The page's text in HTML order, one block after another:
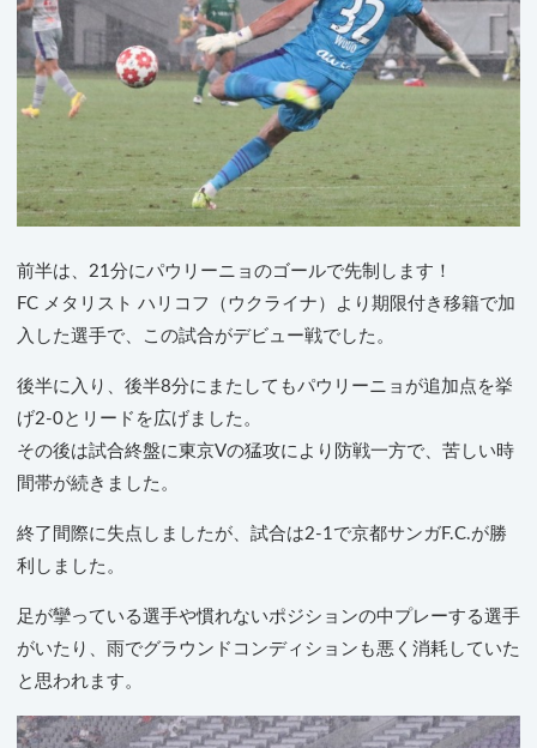
前半は、21分にパウリーニョのゴールで先制します！
FC メタリスト ハリコフ（ウクライナ）より期限付き移籍で加
入した選手で、この試合がデビュー戦でした。
後半に入り、後半8分にまたしてもパウリーニョが追加点を挙
げ2-0とリードを広げました。
その後は試合終盤に東京Vの猛攻により防戦一方で、苦しい時
間帯が続きました。
終了間際に失点しましたが、試合は2-1で京都サンガF.C.が勝
利しました。
足が攣っている選手や慣れないポジションの中プレーする選手
がいたり、雨でグラウンドコンディションも悪く消耗していた
と思われます。